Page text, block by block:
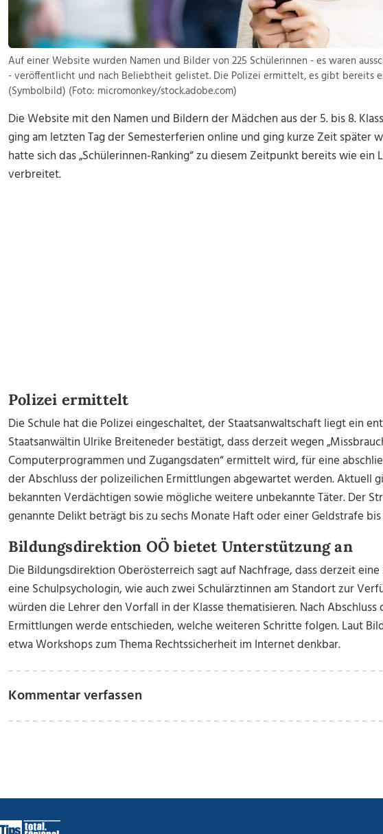
Auf einer Website wurden Namen und Bilder von 225 Schülerinnen - es waren
- veröffentlicht und nach Beliebtheit gelistet. Die Polizei ermittelt, es gibt bereits
(Symbolbild) (Foto: micromonkey/stock.adobe.com)
Die Website mit den Namen und Bildern der Mädchen aus der 5. bis 8.
ging am letzten Tag der Semesterferien online und ging kurze Zeit später
hatte sich das „Schülerinnen-Ranking“ zu diesem Zeitpunkt bereits wie ein
verbreitet.
Polizei ermittelt
Die Schule hat die Polizei eingeschaltet, der Staatsanwaltschaft liegt ein
Staatsanwältin Ulrike Breiteneder bestätigt, dass derzeit wegen
Computerprogrammen und Zugangsdaten“ ermittelt wird, für eine
der Abschluss der polizeilichen Ermittlungen abgewartet werden. Aktuell
bekannten Verdächtigen sowie mögliche weitere unbekannte Täter. Der
genannte Delikt beträgt bis zu sechs Monate Haft oder einer Geldstrafe bis
Bildungsdirektion OÖ bietet Unterstützung an
Die Bildungsdirektion Oberösterreich sagt auf Nachfrage, dass derzeit
eine Schulpsychologin, wie auch zwei Schulärztinnen am Standort zur
würden die Lehrer den Vorfall in der Klasse thematisieren. Nach
Ermittlungen werde entschieden, welche weiteren Schritte folgen. Laut
etwa Workshops zum Thema Rechtssicherheit im Internet denkbar.
Kommentar verfassen